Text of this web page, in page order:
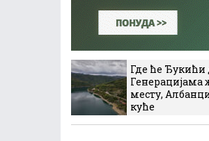
Где ће Ђукићи
Генерацијама
месту,
куће